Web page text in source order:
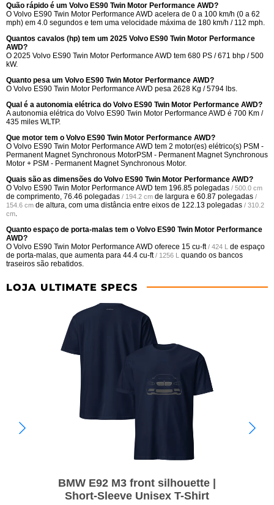
Quão rápido é um Volvo ES90 Twin Motor Performance AWD?
O Volvo ES90 Twin Motor Performance AWD acelera de 0 a 100 km/h (0 a 62
mph) em 4.0 segundos e tem uma velocidade máxima de 180 km/h / 112 mph.
Quantos cavalos (hp) tem um 2025 Volvo ES90 Twin Motor Performance
AWD?
O 2025 Volvo ES90 Twin Motor Performance AWD tem 680 PS / 671 bhp / 500
kW.
Quanto pesa um Volvo ES90 Twin Motor Performance AWD?
O Volvo ES90 Twin Motor Performance AWD pesa 2628 Kg / 5794 lbs.
Qual é a autonomia elétrica do Volvo ES90 Twin Motor Performance AWD?
A autonomia elétrica do Volvo ES90 Twin Motor Performance AWD é 700 Km /
435 miles WLTP.
Que motor tem o Volvo ES90 Twin Motor Performance AWD?
O Volvo ES90 Twin Motor Performance AWD tem 2 motor(es) elétrico(s) PSM -
Permanent Magnet Synchronous MotorPSM - Permanent Magnet Synchronous
Motor + PSM - Permanent Magnet Synchronous Motor.
Quais são as dimensões do Volvo ES90 Twin Motor Performance AWD?
O Volvo ES90 Twin Motor Performance AWD tem 196.85 polegadas / 500.0 cm
de comprimento, 76.46 polegadas / 194.2 cm de largura e 60.87 polegadas /
154.6 cm de altura, com uma distância entre eixos de 122.13 polegadas / 310.2
cm
Quanto espaço de porta-malas tem o Volvo ES90 Twin Motor Performance
AWD?
O Volvo ES90 Twin Motor Performance AWD oferece 15 cu-ft / 424 L de espaço
de porta-malas, que aumenta para 44.4 cu-ft / 1256 L quando os bancos
traseiros são rebatidos.
LOJA ULTIMATE SPECS